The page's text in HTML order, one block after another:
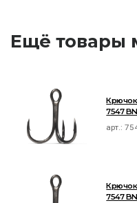
Ещё товары
Крючок
7547
арт.:
Крючок
7547